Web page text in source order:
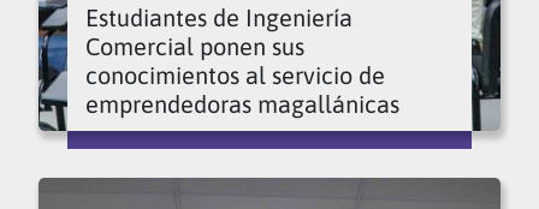
Estudiantes de Ingeniería
Comercial ponen sus
conocimientos al servicio de
emprendedoras magallánicas